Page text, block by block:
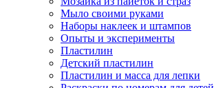
Мыло своими руками
Наборы наклеек и штампов
Опыты и эксперименты
Пластилин
Детский пластилин
Пластилин и масса для лепки